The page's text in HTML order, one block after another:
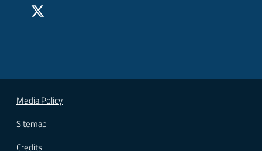
Pagina Facebook del Comune di San Donato Milanese
Vai alla pagina
Media Policy
Sitemap
Credits